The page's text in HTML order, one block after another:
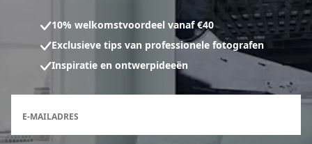
10% welkomstvoordeel vanaf €40
Exclusieve tips van professionele fotografen
Inspiratie en ontwerpideeën
E-MAILADRES